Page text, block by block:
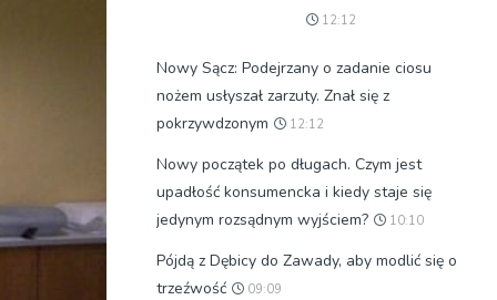
12:12
Nowy Sącz: Podejrzany o zadanie ciosu
nożem usłyszał zarzuty. Znał się z
pokrzywdzonym
12:12
Nowy początek po długach. Czym jest
upadłość konsumencka i kiedy staje się
jedynym rozsądnym wyjściem?
10:10
Pójdą z Dębicy do Zawady, aby modlić się o
trzeźwość
09:09